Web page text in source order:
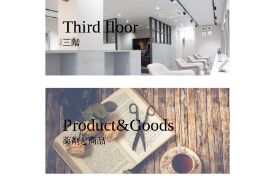
Third floor
三階
Product&Goods
薬剤と商品